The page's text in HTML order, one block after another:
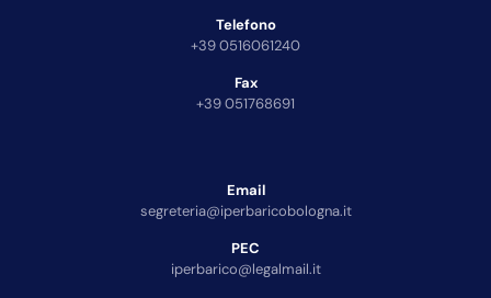
Telefono
+39 0516061240
Fax
+39 051768691
Email
segreteria@iperbaricobologna.it
PEC
iperbarico@legalmail.it